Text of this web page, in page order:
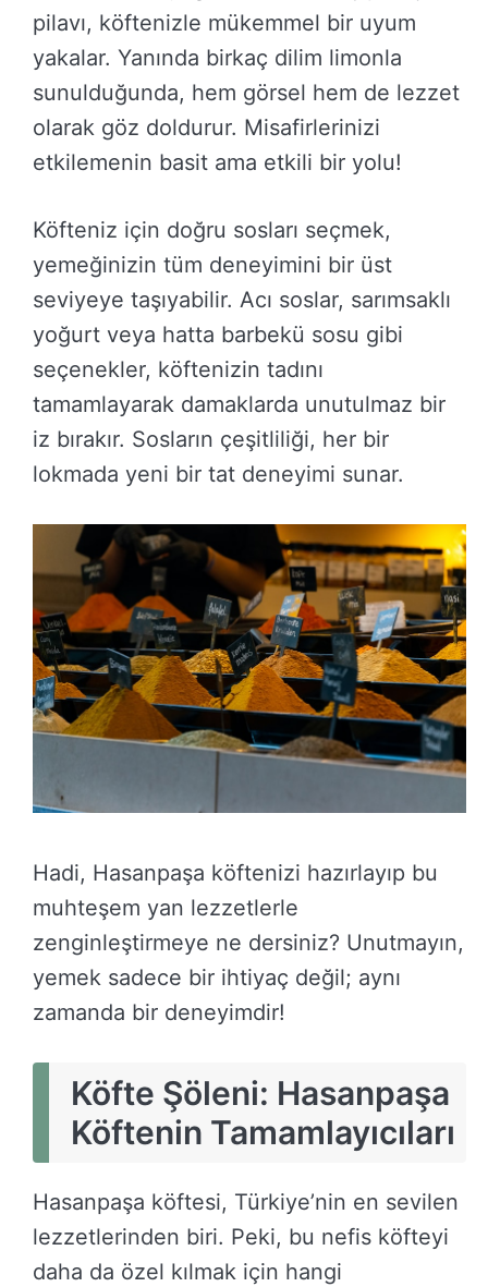
pilavı, köftenizle mükemmel bir uyum
yakalar. Yanında birkaç dilim limonla
sunulduğunda, hem görsel hem de lezzet
olarak göz doldurur. Misafirlerinizi
etkilemenin basit ama etkili bir yolu!
Köfteniz için doğru sosları seçmek,
yemeğinizin tüm deneyimini bir üst
seviyeye taşıyabilir. Acı soslar, sarımsaklı
yoğurt veya hatta barbekü sosu gibi
seçenekler, köftenizin tadını
tamamlayarak damaklarda unutulmaz bir
iz bırakır. Sosların çeşitliliği, her bir
lokmada yeni bir tat deneyimi sunar.
Hadi, Hasanpaşa köftenizi hazırlayıp bu
muhteşem yan lezzetlerle
zenginleştirmeye ne dersiniz? Unutmayın,
yemek sadece bir ihtiyaç değil; aynı
zamanda bir deneyimdir!
Köfte Şöleni: Hasanpaşa
Köftenin Tamamlayıcıları
Hasanpaşa köftesi, Türkiye’nin en sevilen
lezzetlerinden biri. Peki, bu nefis köfteyi
daha da özel kılmak için hangi